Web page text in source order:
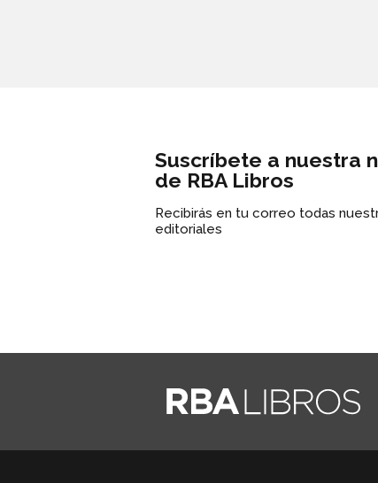
Suscríbete a nuestra
de RBA Libros
Recibirás en tu correo todas
editoriales